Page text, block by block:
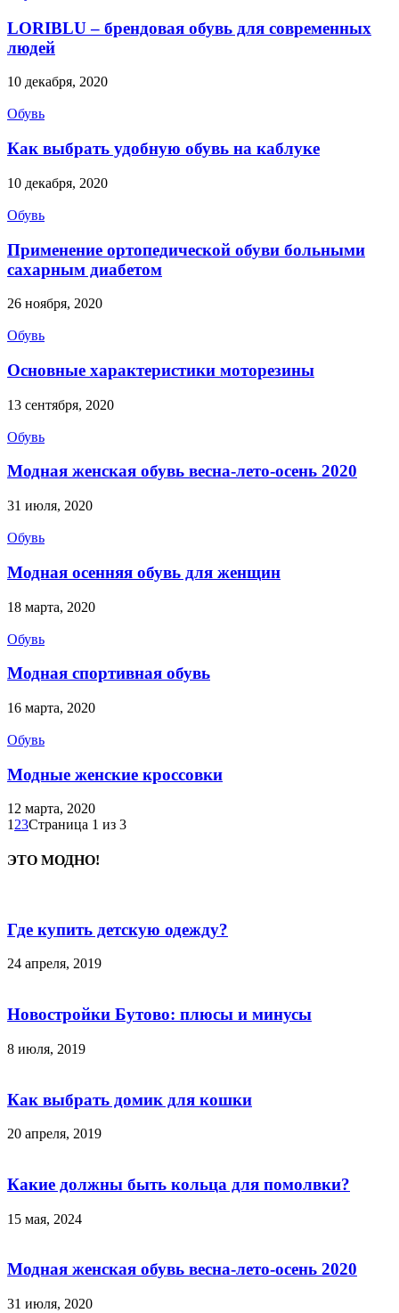
LORIBLU – брендовая обувь для современных
людей
10 декабря, 2020
Обувь
Как выбрать удобную обувь на каблуке
10 декабря, 2020
Обувь
Применение ортопедической обуви больными
сахарным диабетом
26 ноября, 2020
Обувь
Основные характеристики моторезины
13 сентября, 2020
Обувь
Модная женская обувь весна-лето-осень 2020
31 июля, 2020
Обувь
Модная осенняя обувь для женщин
18 марта, 2020
Обувь
Модная спортивная обувь
16 марта, 2020
Обувь
Модные женские кроссовки
12 марта, 2020
123Страница 1 из 3
ЭТО МОДНО!
Где купить детскую одежду?
24 апреля, 2019
Новостройки Бутово: плюсы и минусы
8 июля, 2019
Как выбрать домик для кошки
20 апреля, 2019
Какие должны быть кольца для помолвки?
15 мая, 2024
Модная женская обувь весна-лето-осень 2020
31 июля, 2020